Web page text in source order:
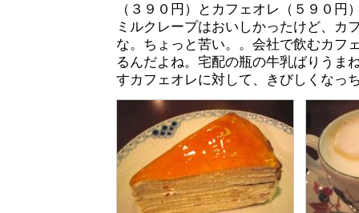
（３９０円）とカフェオレ（５９０円
ミルクレープはおいしかったけど、カ
な。ちょっと苦い。。会社で飲むカフ
るんだよね。宅配の瓶の牛乳ばりうま
すカフェオレに対して、きびしくなっ